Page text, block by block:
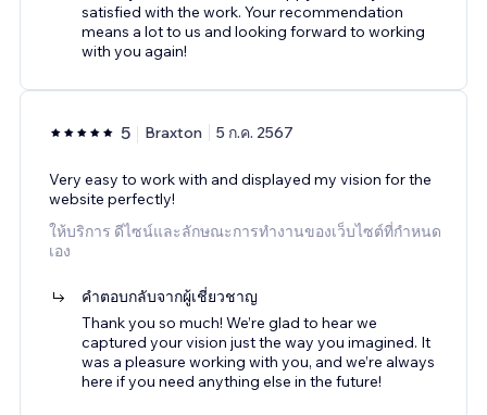
satisfied with the work. Your recommendation
means a lot to us and looking forward to working
with you again!
5 Braxton 5 ก.ค. 2567
Very easy to work with and displayed my vision for the
website perfectly!
ให้บริการ ดีไซน์และลักษณะการทำงานของเว็บไซต์ที่กำหนด
เอง
คำตอบกลับจากผู้เชี่ยวชาญ
Thank you so much! We’re glad to hear we
captured your vision just the way you imagined. It
was a pleasure working with you, and we’re always
here if you need anything else in the future!